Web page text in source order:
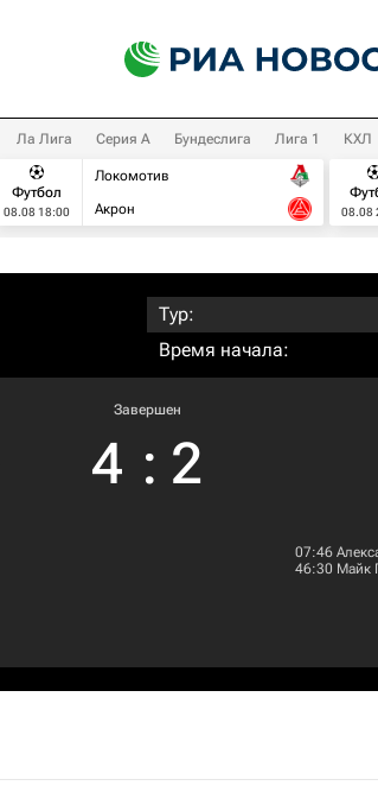
Ла Лига Серия А Бундеслига Лига 1 КХЛ
Футбол
08.08 18:00
Локомотив
Акрон
08.08
Тур:
Время начала:
Завершен
4 : 2
07:46
46:30 Майк